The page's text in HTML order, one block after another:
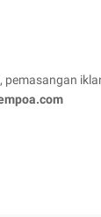
pemasangan